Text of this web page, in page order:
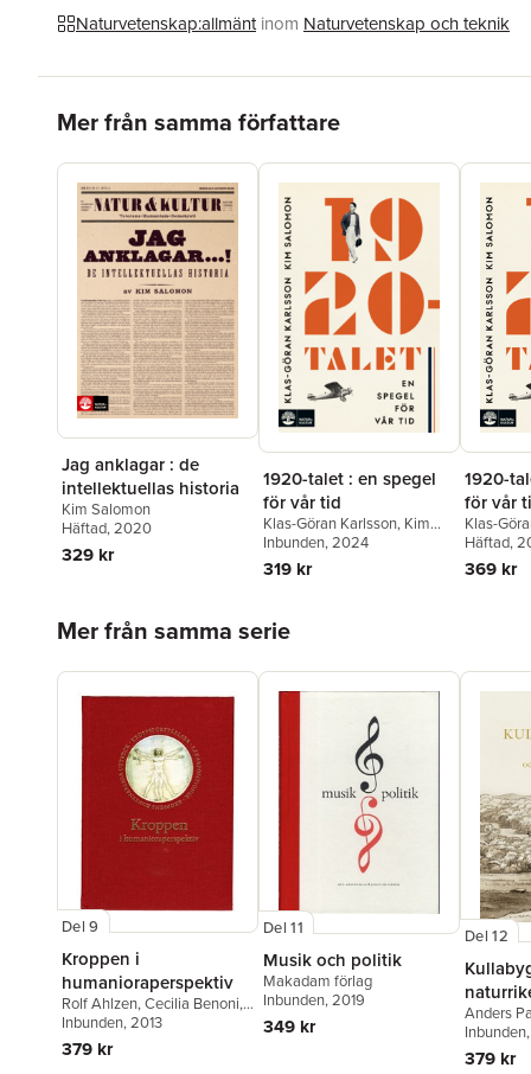
Naturvetenskap:allmänt inom Naturvetenskap och teknik
Mer från samma författare
Jag anklagar : de
intellektuellas historia
Kim Salomon
Häftad, 2020
329 kr
1920-talet : en spegel
för vår tid
Klas-Göran Karlsson, Kim
Salomon
Inbunden, 2024
319 kr
1920-
för vår
Klas-
Salomon
Häftad,
369 kr
Mer från samma serie
Del 9
Kroppen i
humanioraperspektiv
Rolf Ahlzen,Cecilia Benoni,
Katarina Bernhardsson
Danielsen
Martine Cardel Gertsen
Inbunden, 2013
379 kr
Del 11
Musik och politik
Makadam förlag
Inbunden, 2019
349 kr
Del 12
Anders
Stenström
Inbunden
379 kr